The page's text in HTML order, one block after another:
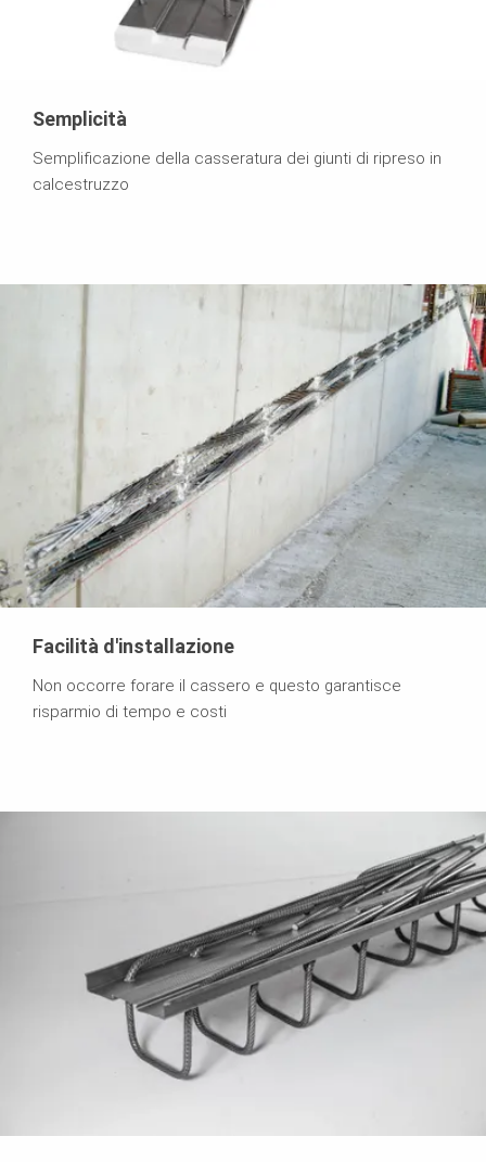
Semplicità
Semplificazione della casseratura dei giunti di ripreso in
calcestruzzo
Facilità d'installazione
Non occorre forare il cassero e questo garantisce
risparmio di tempo e costi